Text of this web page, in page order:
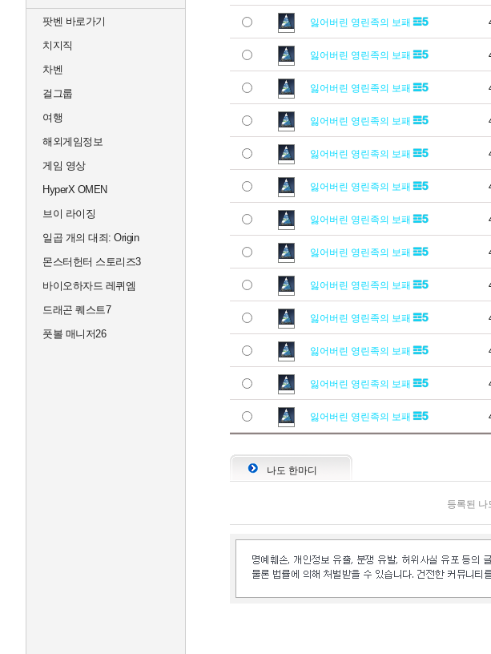
팟벤 바로가기
치지직
차벤
걸그룹
여행
해외게임정보
게임 영상
HyperX OMEN
브이 라이징
일곱 개의 대죄: Origin
몬스터헌터 스토리즈3
바이오하자드 레퀴엠
드래곤 퀘스트7
풋볼 매니저26
잃어버린 영린족의 보패
잃어버린 영린족의 보패
잃어버린 영린족의 보패
잃어버린 영린족의 보패
잃어버린 영린족의 보패
잃어버린 영린족의 보패
잃어버린 영린족의 보패
잃어버린 영린족의 보패
잃어버린 영린족의 보패
잃어버린 영린족의 보패
잃어버린 영린족의 보패
잃어버린 영린족의 보패
잃어버린 영린족의 보패
나도 한마디
등록된 나